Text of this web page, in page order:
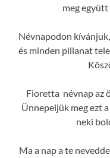
meg
Névnapodon
és minden pillanat
Fioretta névnap az
Ünnepeljük meg ezt
neki
Ma a nap a te